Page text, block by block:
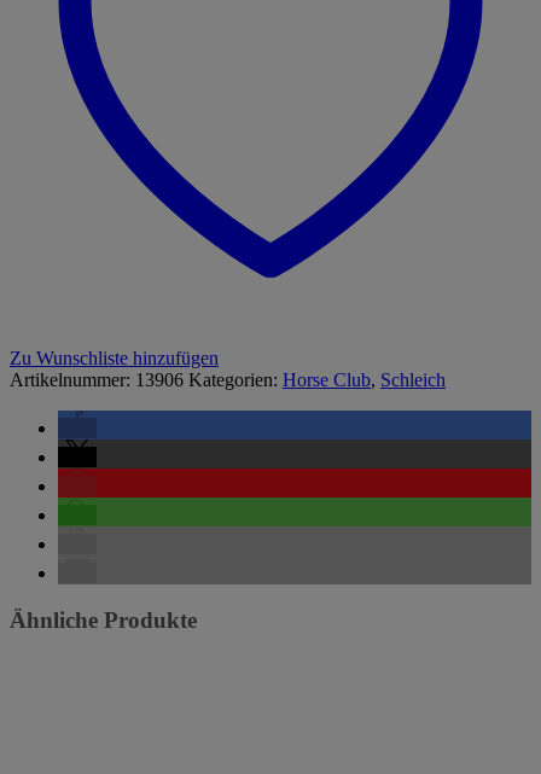
Zu Wunschliste hinzufügen
Artikelnummer: 13906 Kategorien: Horse Club, Schleich
Ähnliche Produkte